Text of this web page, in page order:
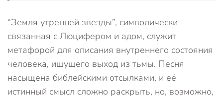
“Земля утренней звезды”, символически
связанная с Люцифером и адом, служит
метафорой для описания внутреннего состояния
человека, ищущего выход из тьмы. Песня
насыщена библейскими отсылками, и её
истинный смысл сложно раскрыть, но, возможно,